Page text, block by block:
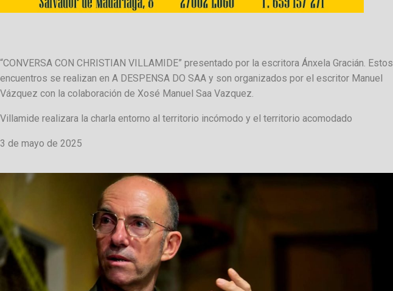
“CONVERSA CON CHRISTIAN VILLAMIDE” presentado por la escritora Ánxela Gracián. Estos
encuentros se realizan en A DESPENSA DO SAA y son organizados por el escritor Manuel
Vázquez con la colaboración de Xosé Manuel Saa Vazquez.
Villamide realizara la charla entorno al territorio incómodo y el territorio acomodado
3 de mayo de 2025